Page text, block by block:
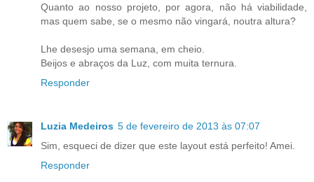
Quanto ao nosso projeto, por agora, não há viabilidade,
mas quem sabe, se o mesmo não vingará, noutra altura?
Lhe desesjo uma semana, em cheio.
Beijos e abraços da Luz, com muita ternura.
Responder
Luzia Medeiros 5 de fevereiro de 2013 às 07:07
Sim, esqueci de dizer que este layout está perfeito! Amei.
Responder